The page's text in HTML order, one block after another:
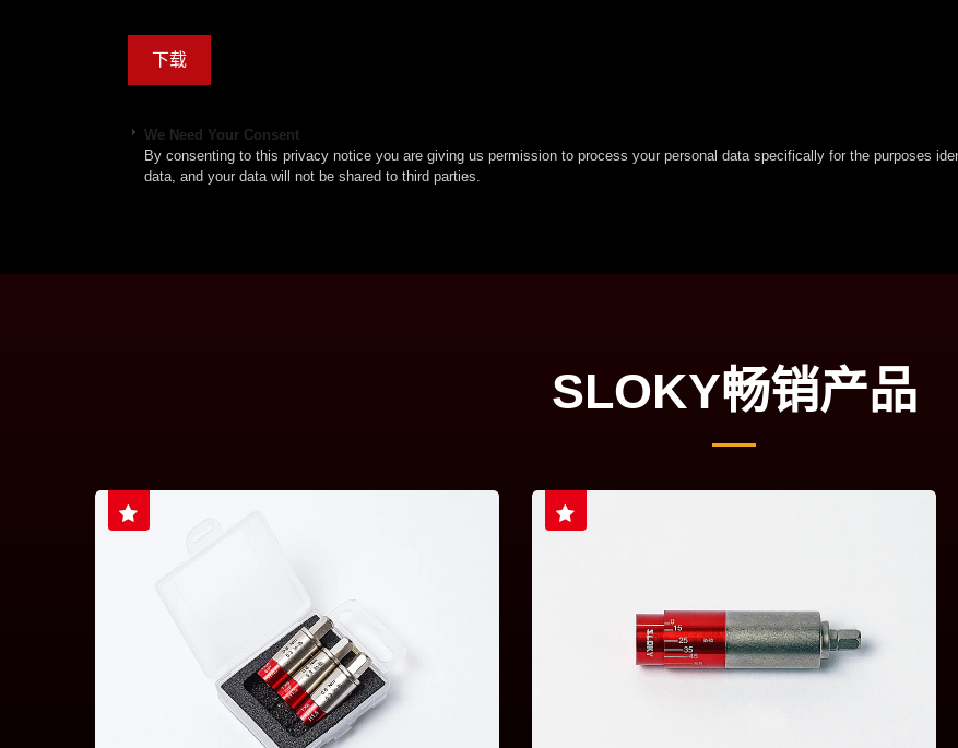
We Need Your Consent
By consenting to this privacy notice you are giving us permission to process your personal data specifically for the purposes
data, and your data will not be shared to third parties.
SLOKY畅销产品